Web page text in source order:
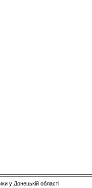
у Донецькій області